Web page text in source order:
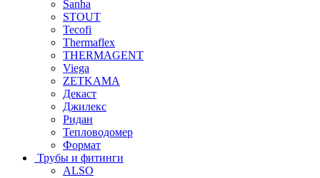
Sanha
STOUT
Tecofi
Thermaflex
THERMAGENT
Viega
ZETKAMA
Декаст
Джилекс
Ридан
Тепловодомер
Формат
Трубы и фитинги
ALSO